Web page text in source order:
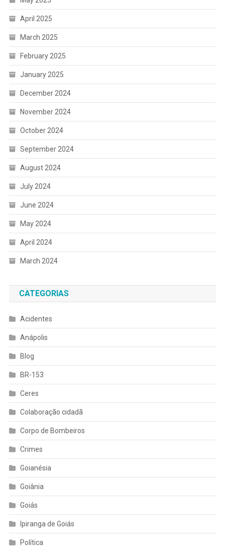
April 2025
March 2025
February 2025
January 2025
December 2024
November 2024
October 2024
September 2024
August 2024
July 2024
June 2024
May 2024
April 2024
March 2024
CATEGORIAS
Acidentes
Anápolis
Blog
BR-153
Ceres
Colaboração cidadã
Corpo de Bombeiros
Crimes
Goianésia
Goiânia
Goiás
Ipiranga de Goiás
Política